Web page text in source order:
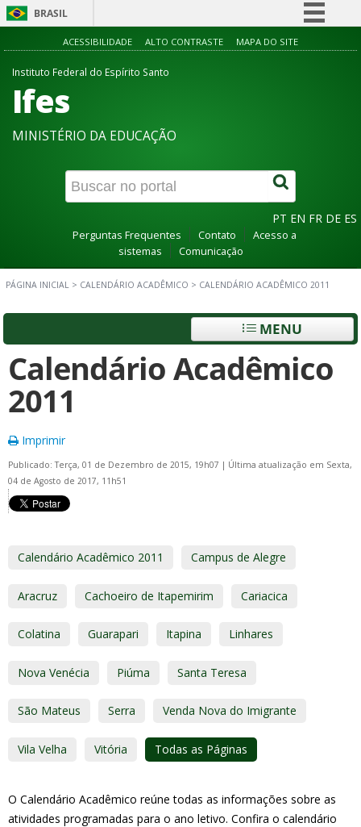
BRASIL
Simplifique!
Canais
ACESSIBILIDADE ALTO CONTRASTE MAPA DO SITE
Instituto Federal do Espírito Santo
Ifes
MINISTÉRIO DA EDUCAÇÃO
PT EN FR DE ES
Perguntas Frequentes Contato
Acesso a
sistemas
Comunicação
PÁGINA INICIAL > CALENDÁRIO ACADÊMICO > CALENDÁRIO ACADÊMICO 2011
MENU
Calendário Acadêmico
2011
Imprimir
Publicado: Terça, 01 de Dezembro de 2015, 19h07 | Última atualização em Sexta,
04 de Agosto de 2017, 11h51
Calendário Acadêmico 2011 Campus de Alegre
Aracruz Cachoeiro de Itapemirim Cariacica
Colatina Guarapari Itapina Linhares
Nova Venécia Piúma Santa Teresa
São Mateus Serra Venda Nova do Imigrante
Vila Velha Vitória Todas as Páginas
O Calendário Acadêmico reúne todas as informações sobre as
atividades programadas para o ano letivo. Confira o calendário